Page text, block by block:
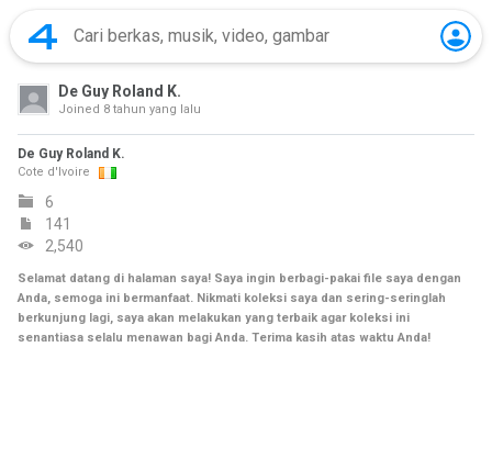
De Guy Roland K.
Joined 8 tahun yang lalu
De Guy Roland K.
Cote d'Ivoire
6
141
2,540
Selamat datang di halaman saya! Saya ingin berbagi-pakai file saya dengan
Anda, semoga ini bermanfaat. Nikmati koleksi saya dan sering-seringlah
berkunjung lagi, saya akan melakukan yang terbaik agar koleksi ini
senantiasa selalu menawan bagi Anda. Terima kasih atas waktu Anda!